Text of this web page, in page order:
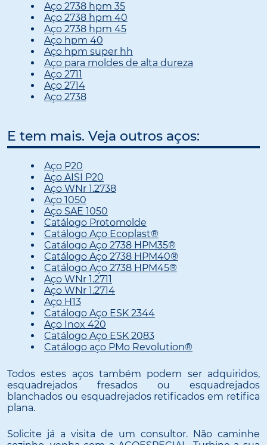
Aço 2738 hpm 35
Aço 2738 hpm 40
Aço 2738 hpm 45
Aço hpm 40
Aço hpm super hh
Aço para moldes de alta dureza
Aço 2711
Aço 2714
Aço 2738
E tem mais. Veja outros aços:
Aço P20
Aço AISI P20
Aço WNr 1.2738
Aço 1050
Aço SAE 1050
Catálogo Protomolde
Catálogo Aço Ecoplast®
Catálogo Aço 2738 HPM35®
Catálogo Aço 2738 HPM40®
Catálogo Aço 2738 HPM45®
Aço WNr 1.2711
Aço WNr 1.2714
Aço H13
Catálogo Aço ESK 2344
Aço Inox 420
Catálogo Aço ESK 2083
Catálogo aço PMo Revolution®
Todos estes aços também podem ser adquiridos,
esquadrejados fresados ou esquadrejados
blanchados ou esquadrejados retificados em retifica
plana.
Solicite já a visita de um consultor. Não caminhe